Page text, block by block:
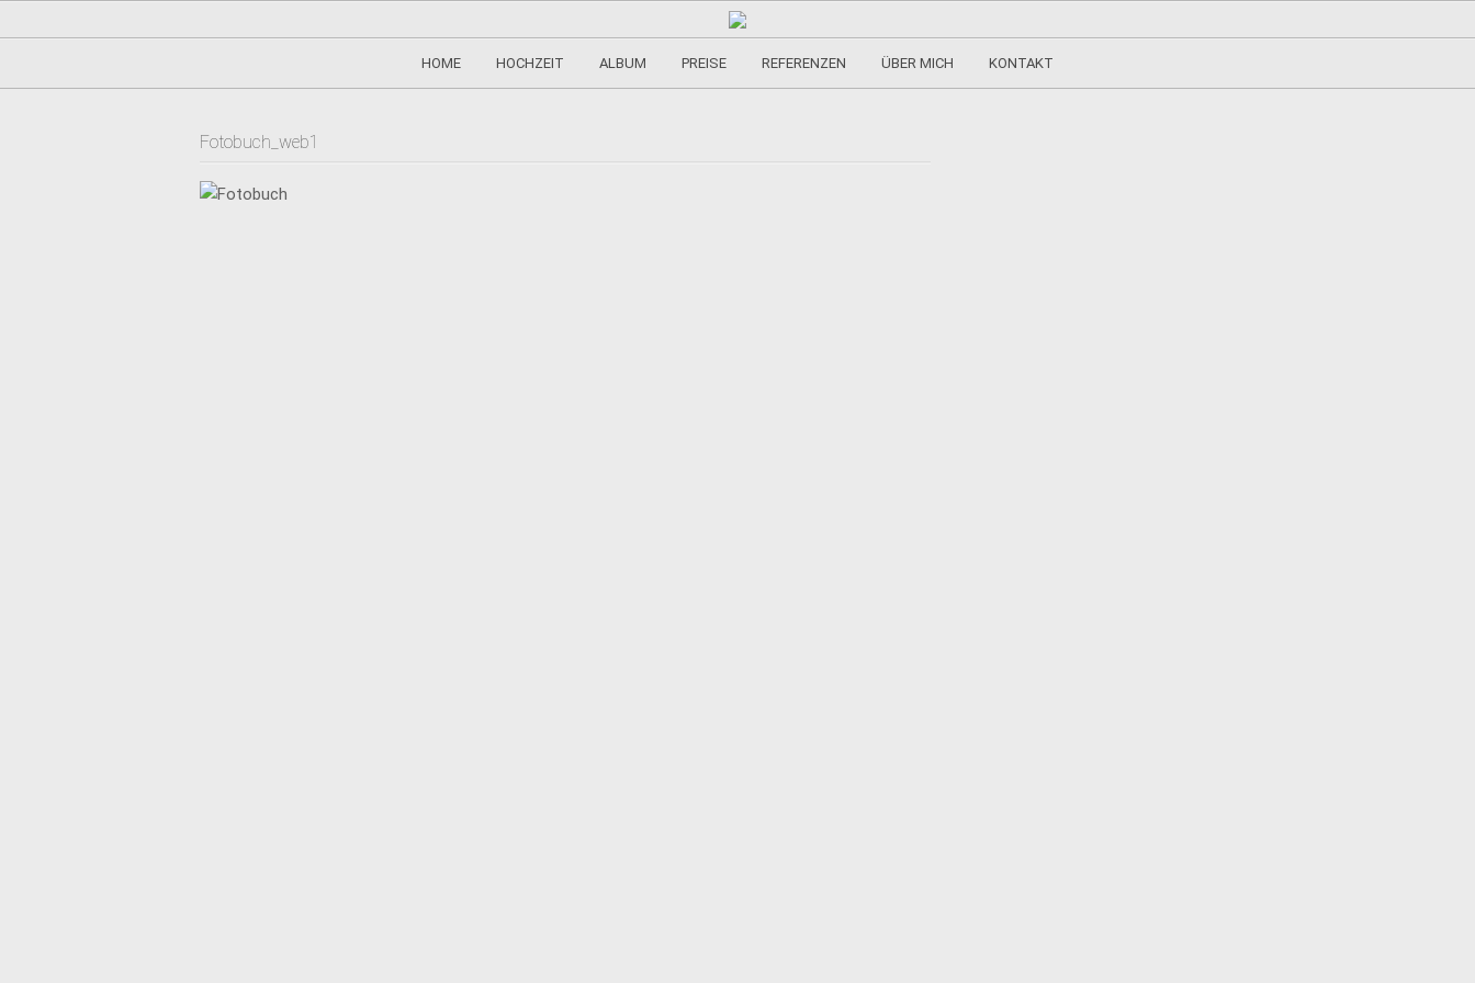
HOME HOCHZEIT ALBUM PREISE REFERENZEN ÜBER MICH KONTAKT
Fotobuch_web1